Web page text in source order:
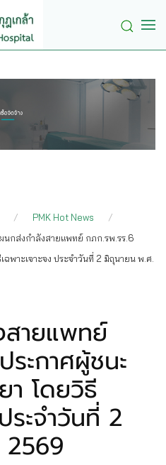
PMK Hot News
นกส่งกำลังสายแพทย์ กภก.รพ.รร.6
พาะเจาะจง ประจำวันที่ 2 มิถุนายน พ.ศ.
ายแพทย์
ะกาศผู้ชนะ
า โดยวิธี
ระจำวันที่ 2